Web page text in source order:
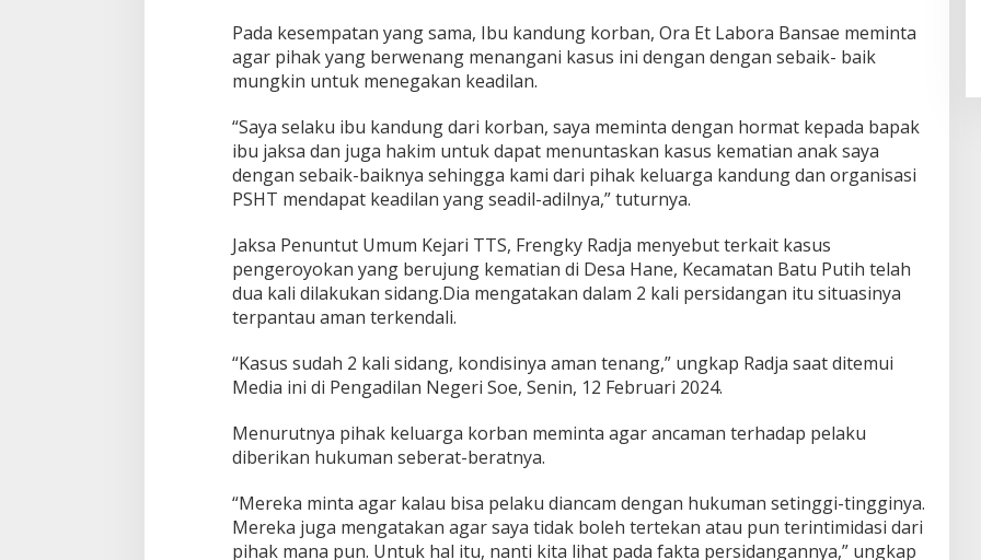
Pada kesempatan yang sama, Ibu kandung korban, Ora Et Labora Bansae meminta
agar pihak yang berwenang menangani kasus ini dengan dengan sebaik- baik
mungkin untuk menegakan keadilan.
“Saya selaku ibu kandung dari korban, saya meminta dengan hormat kepada bapak
ibu jaksa dan juga hakim untuk dapat menuntaskan kasus kematian anak saya
dengan sebaik-baiknya sehingga kami dari pihak keluarga kandung dan organisasi
PSHT mendapat keadilan yang seadil-adilnya,” tuturnya.
Jaksa Penuntut Umum Kejari TTS, Frengky Radja menyebut terkait kasus
pengeroyokan yang berujung kematian di Desa Hane, Kecamatan Batu Putih telah
dua kali dilakukan sidang.Dia mengatakan dalam 2 kali persidangan itu situasinya
terpantau aman terkendali.
“Kasus sudah 2 kali sidang, kondisinya aman tenang,” ungkap Radja saat ditemui
Media ini di Pengadilan Negeri Soe, Senin, 12 Februari 2024.
Menurutnya pihak keluarga korban meminta agar ancaman terhadap pelaku
diberikan hukuman seberat-beratnya.
“Mereka minta agar kalau bisa pelaku diancam dengan hukuman setinggi-tingginya.
Mereka juga mengatakan agar saya tidak boleh tertekan atau pun terintimidasi dari
pihak mana pun. Untuk hal itu, nanti kita lihat pada fakta persidangannya,” ungkap